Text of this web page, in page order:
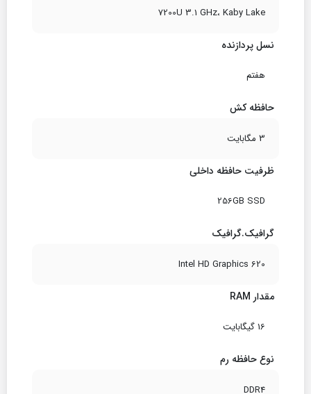
7200U 3.1 GHz، Kaby Lake
نسل پردازنده
هفتم
حافظه کش
3 مگابایت
ظرفیت حافظه داخلی
256GB SSD
گرافیک.گرافیک
Intel HD Graphics 620
مقدار RAM
16 گیگابایت
نوع حافظه رم
DDR4